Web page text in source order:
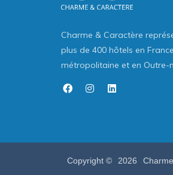
Charme & Caractère
plus de 400 hôtels en France
métropolitaine et en Outre-
Copyright © 2026